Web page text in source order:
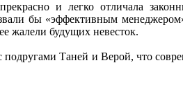
и легко отличала
бы «эффективным
жалели будущих невесток.
подругами Таней и Верой, что